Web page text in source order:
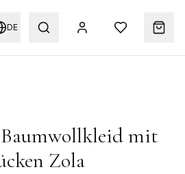
DE
Baumwollkleid mit
Zola